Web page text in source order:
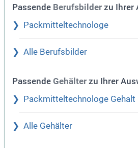
Passende Berufsbilder zu Ihrer
Packmitteltechnologe
Alle Berufsbilder
Passende Gehälter zu Ihrer
Packmitteltechnologe Gehalt
Alle Gehälter